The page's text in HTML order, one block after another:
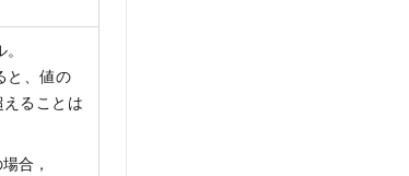
と、値の
ることは
合，